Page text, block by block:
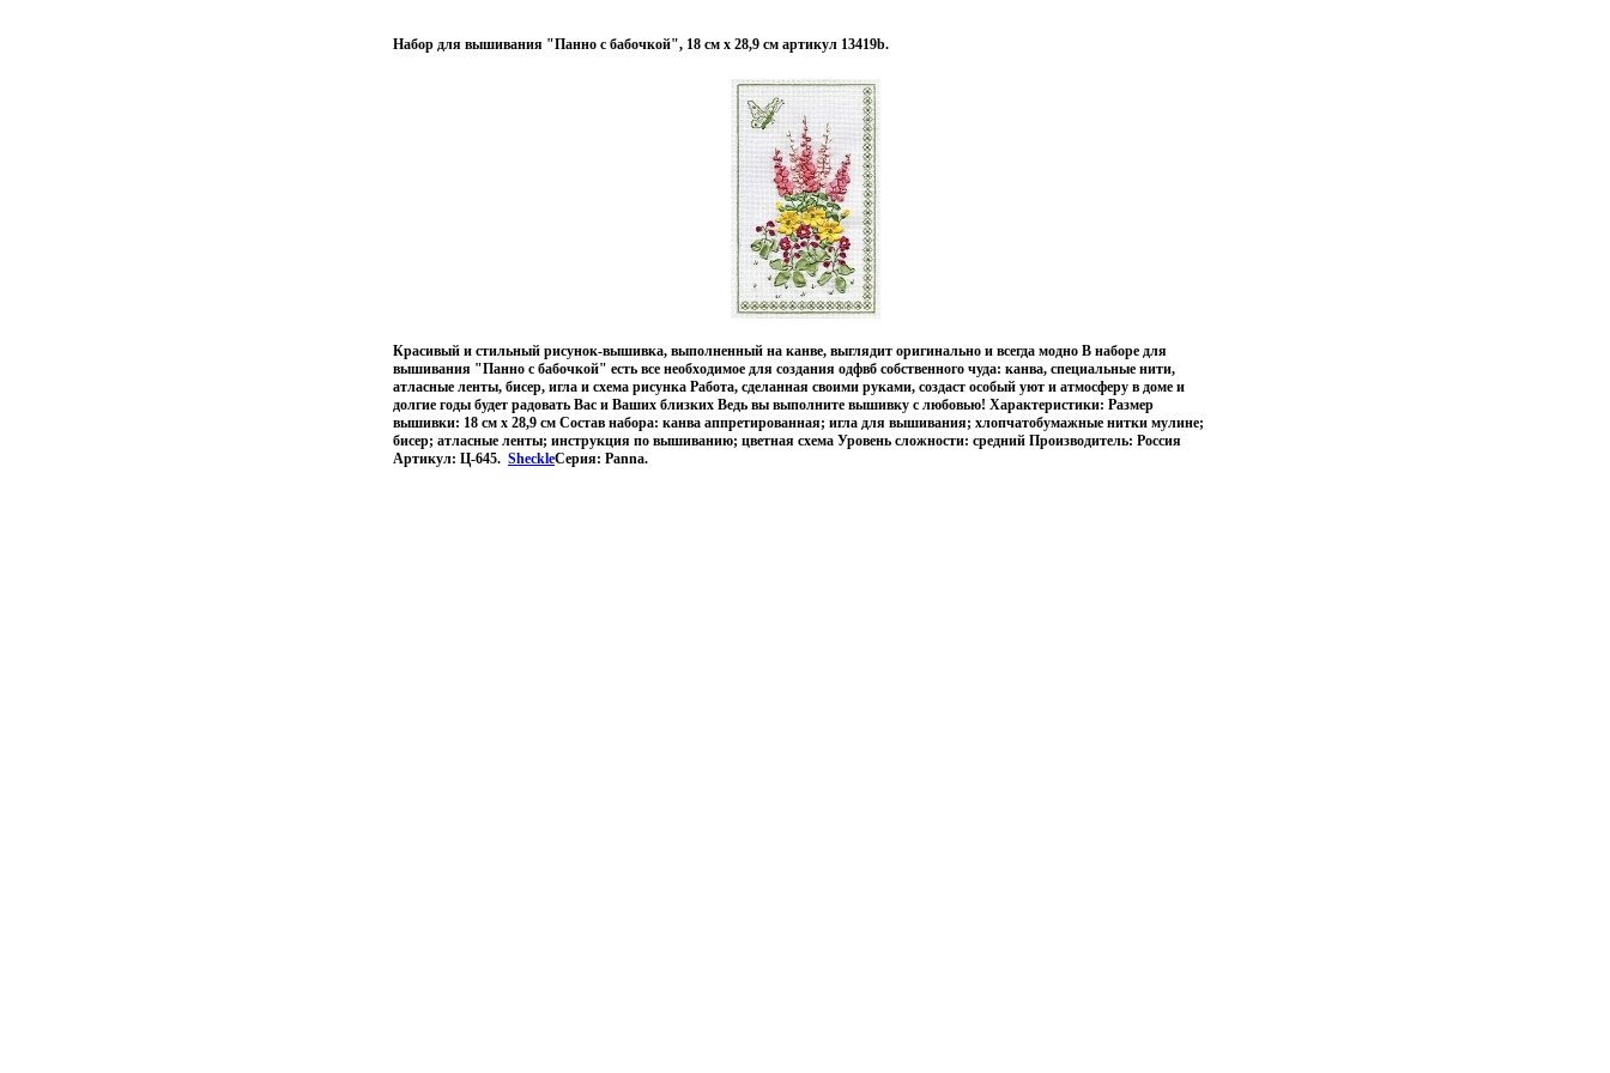
Набор для вышивания "Панно с бабочкой", 18 см х 28,9 см артикул 13419b.
Красивый и стильный рисунок-вышивка, выполненный на канве, выглядит оригинально и всегда модно В наборе для
вышивания "Панно с бабочкой" есть все необходимое для создания одфвб собственного чуда: канва, специальные нити,
атласные ленты, бисер, игла и схема рисунка Работа, сделанная своими руками, создаст особый уют и атмосферу в доме и
долгие годы будет радовать Вас и Ваших близких Ведь вы выполните вышивку с любовью! Характеристики: Размер
вышивки: 18 см х 28,9 см Состав набора: канва аппретированная; игла для вышивания; хлопчатобумажные нитки мулине;
бисер; атласные ленты; инструкция по вышиванию; цветная схема Уровень сложности: средний Производитель: Россия
Артикул: Ц-645. SheckleСерия: Panna.